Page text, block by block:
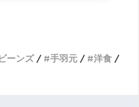
ーンズ 手羽元
洋食